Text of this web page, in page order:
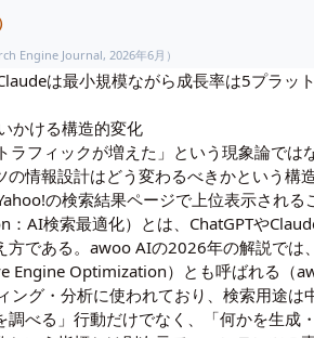
Engine Journal, 2026年6月）
は最小規模ながら成長率は5プラッ
かける構造的変化
フィックが増えた」という現象論で
情報設計はどう変わるべきかという構
の検索結果ページで上位表示され
AI検索最適化）とは、ChatGPTや
である。awoo AIの2026年の解説で
Engine Optimization）とも呼ばれる（
ング・分析に使われており、検索用途
べる」行動だけでなく、「何かを生